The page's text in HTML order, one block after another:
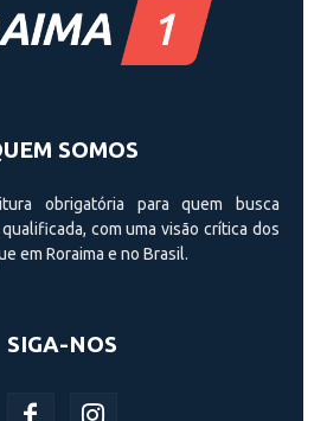
SOMOS
obrigatória para quem busca
com uma visão crí­tica dos
em Roraima e no Brasil.
SIGA-NOS